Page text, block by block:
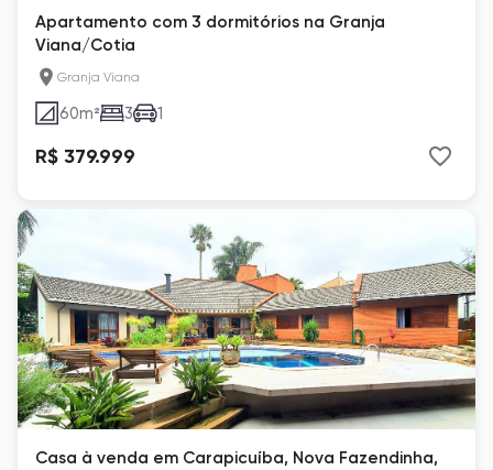
Apartamento com 3 dormitórios na Granja
Viana/Cotia
Granja Viana
60m² 3 1
R$ 379.999
Casa à venda em Carapicuíba, Nova Fazendinha,